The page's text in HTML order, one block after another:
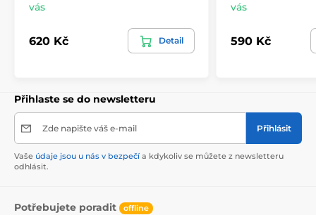
vás
620 Kč Detail
vás
590 Kč
Přihlaste se do newsletteru
Zde napište váš e-mail Přihlásit
Vaše údaje jsou u nás v bezpečí a kdykoliv se můžete z newsletteru
odhlásit.
Potřebujete poradit offline